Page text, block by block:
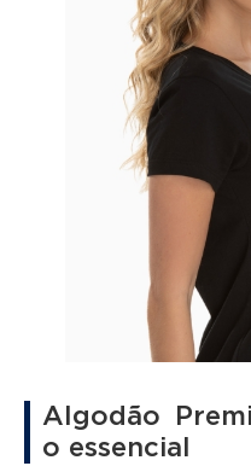
Algodão
o essencial